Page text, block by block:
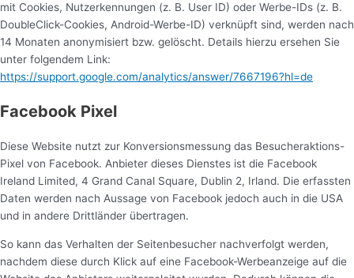
mit Cookies, Nutzerkennungen (z. B. User ID) oder Werbe-IDs (z. B.
DoubleClick-Cookies, Android-Werbe-ID) verknüpft sind, werden nach
14 Monaten anonymisiert bzw. gelöscht. Details hierzu ersehen Sie
unter folgendem Link:
https://support.google.com/analytics/answer/7667196?hl=de
Facebook Pixel
Diese Website nutzt zur Konversionsmessung das Besucheraktions-
Pixel von Facebook. Anbieter dieses Dienstes ist die Facebook
Ireland Limited, 4 Grand Canal Square, Dublin 2, Irland. Die erfassten
Daten werden nach Aussage von Facebook jedoch auch in die USA
und in andere Drittländer übertragen.
So kann das Verhalten der Seitenbesucher nachverfolgt werden,
nachdem diese durch Klick auf eine Facebook-Werbeanzeige auf die